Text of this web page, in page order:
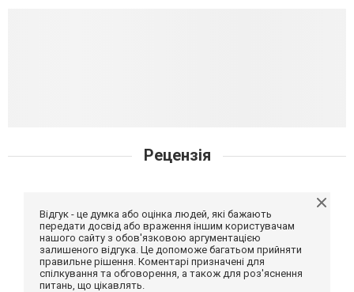
Рецензія
Відгук - це думка або оцінка людей, які бажають
передати досвід або враження іншим користувачам
нашого сайту з обов'язковою аргументацією
залишеного відгука. Це допоможе багатьом прийняти
правильне рішення. Коментарі призначені для
спілкування та обговорення, а також для роз'яснення
питань, що цікавлять.